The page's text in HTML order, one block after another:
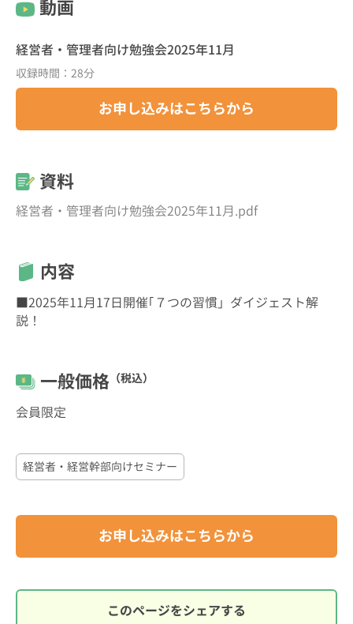
動画
経営者・管理者向け勉強会2025年11月
収録時間：28分
お申し込みはこちらから
資料
経営者・管理者向け勉強会2025年11月.pdf
内容
■2025年11月17日開催｢７つの習慣」ダイジェスト解
説！
一般価格 （税込）
会員限定
経営者・経営幹部向けセミナー
お申し込みはこちらから
このページをシェアする